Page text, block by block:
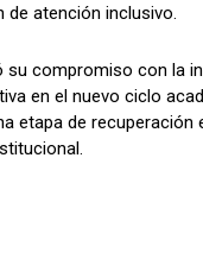
de atención inclusivo.
su compromiso con la
en el nuevo ciclo
etapa de recuperación